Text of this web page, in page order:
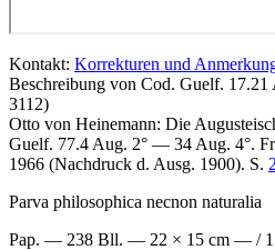
Kontakt: Korrekturen und
Beschreibung von Cod. Guelf. 17.21
3112)
Otto von Heinemann: Die
Guelf. 77.4 Aug. 2° — 34 Aug. 4°.
1966 (Nachdruck d. Ausg. 1900). S.
Parva philosophica necnon naturalia
Pap. — 238 Bll. — 22 × 15 cm — /